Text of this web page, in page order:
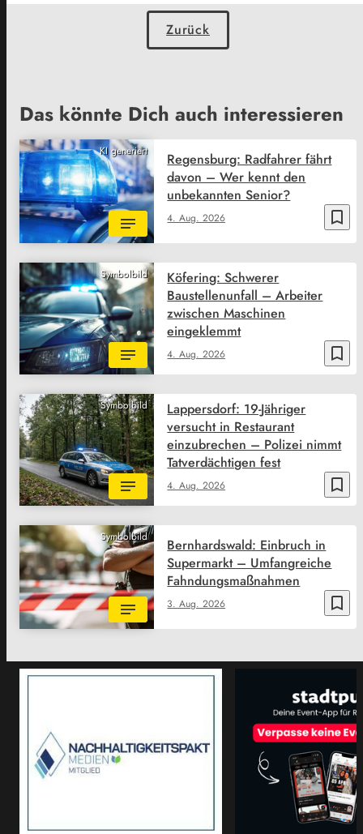
Zurück
Das könnte Dich auch interessieren
KI generiert
bookmark_border
4. Aug. 2026
Regensburg: Radfahrer fährt
davon – Wer kennt den
unbekannten Senior?
Symbolbild
bookmark_border
4. Aug. 2026
Köfering: Schwerer
Baustellenunfall – Arbeiter
zwischen Maschinen
eingeklemmt
Symbolbild
bookmark_border
4. Aug. 2026
Lappersdorf: 19-Jähriger
versucht in Restaurant
einzubrechen – Polizei nimmt
Tatverdächtigen fest
Symbolbild
bookmark_border
3. Aug. 2026
Bernhardswald: Einbruch in
Supermarkt – Umfangreiche
Fahndungsmaßnahmen